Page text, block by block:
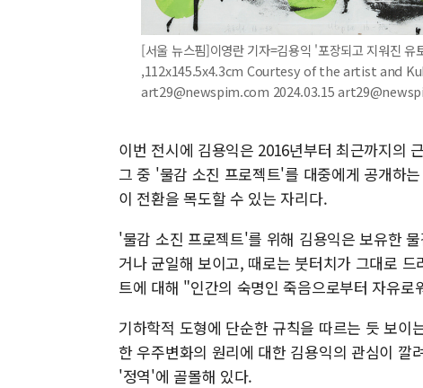
[서울 뉴스핌]이영란 기자=김용익 '포장되고 지워진
,112x145.5x4.3cm Courtesy of the artist and
art29@newspim.com 2024.03.15
이번 전시에 김용익은 2016년부터 최근까지의
그 중 '물감 소진 프로젝트'를 대중에게 공개하
이 전환을 목도할 수 있는 자리다.
'물감 소진 프로젝트'를 위해 김용익은 보유한
거나 균일해 보이고, 때로는 붓터치가 그대로
트에 대해 "인간의 숙명인 죽음으로부터 자유
기하학적 도형에 단순한 규칙을 따르는 듯 보
한 우주변화의 원리에 대한 김용익의 관심이
'정역'에 골몰해 있다.